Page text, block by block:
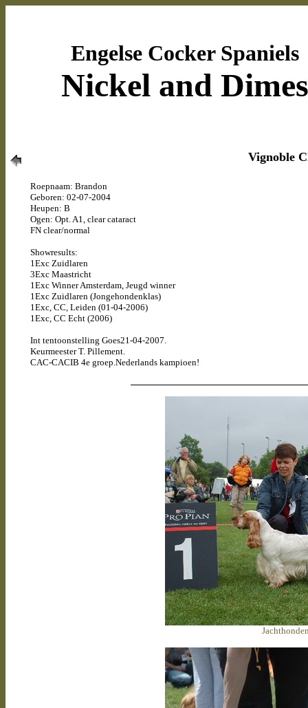
Engelse Cocker Spaniels
Nickel and Dimes
Vignoble
Roepnaam: Brandon
Geboren: 02-07-2004
Heupen: B
Ogen: Opt. A1, clear cataract
FN clear/normal
Showresults:
1Exc Zuidlaren
3Exc Maastricht
1Exc Winner Amsterdam, Jeugd winner
1Exc Zuidlaren (Jongehondenklas)
1Exc, CC, Leiden (01-04-2006)
1Exc, CC Echt (2006)
Int tentoonstelling Goes21-04-2007.
Keurmeester T. Pillement.
CAC-CACIB 4e groep.Nederlands kampioen!